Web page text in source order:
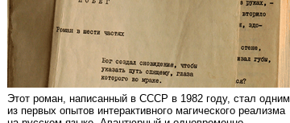
Этот роман, написанный в СССР в 1982 году, стал одним
из первых опытов интерактивного магического реализма